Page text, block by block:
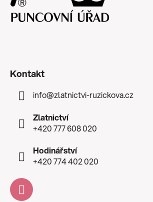
Kontakt
info@zlatnictvi-ruzickova.cz
Zlatnictví
+420 777 608 020
Hodinářství
+420 774 402 020